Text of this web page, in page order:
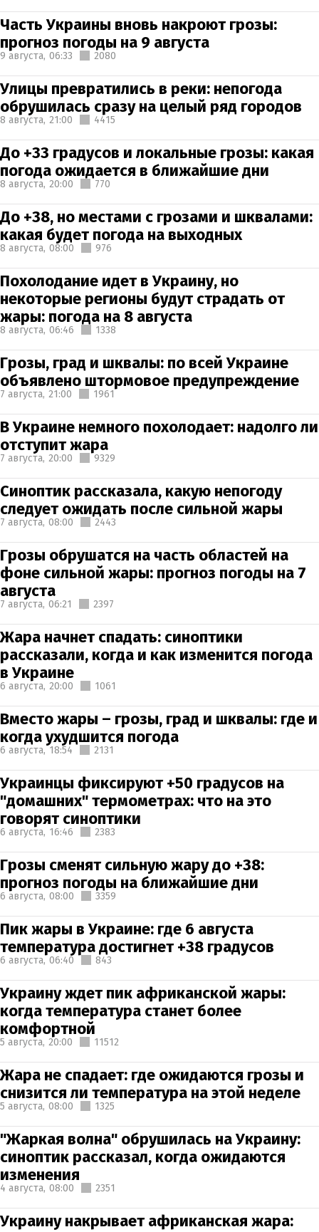
Часть Украины вновь накроют грозы:
прогноз погоды на 9 августа
9 августа, 06:33 2080
Улицы превратились в реки: непогода
обрушилась сразу на целый ряд городов
8 августа, 21:00 4415
До +33 градусов и локальные грозы: какая
погода ожидается в ближайшие дни
8 августа, 20:00 770
До +38, но местами с грозами и шквалами:
какая будет погода на выходных
8 августа, 08:00 976
Похолодание идет в Украину, но
некоторые регионы будут страдать от
жары: погода на 8 августа
8 августа, 06:46 1338
Грозы, град и шквалы: по всей Украине
объявлено штормовое предупреждение
7 августа, 21:00 1961
В Украине немного похолодает: надолго ли
отступит жара
7 августа, 20:00 9329
Синоптик рассказала, какую непогоду
следует ожидать после сильной жары
7 августа, 08:00 2443
Грозы обрушатся на часть областей на
фоне сильной жары: прогноз погоды на 7
августа
7 августа, 06:21 2397
Жара начнет спадать: синоптики
рассказали, когда и как изменится погода
в Украине
6 августа, 20:00 1061
Вместо жары – грозы, град и шквалы: где и
когда ухудшится погода
6 августа, 18:54 2131
Украинцы фиксируют +50 градусов на
"домашних" термометрах: что на это
говорят синоптики
6 августа, 16:46 2383
Грозы сменят сильную жару до +38:
прогноз погоды на ближайшие дни
6 августа, 08:00 3359
Пик жары в Украине: где 6 августа
температура достигнет +38 градусов
6 августа, 06:40 843
Украину ждет пик африканской жары:
когда температура станет более
комфортной
5 августа, 20:00 11512
Жара не спадает: где ожидаются грозы и
снизится ли температура на этой неделе
5 августа, 08:00 1325
"Жаркая волна" обрушилась на Украину:
синоптик рассказал, когда ожидаются
изменения
4 августа, 08:00 2351
Украину накрывает африканская жара: